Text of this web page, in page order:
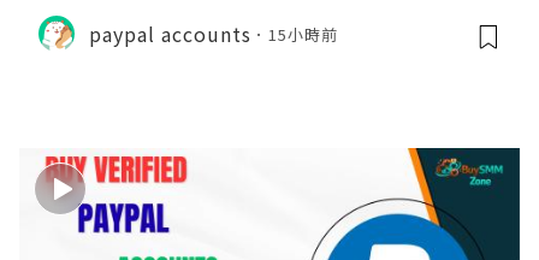
paypal accounts 15小時前